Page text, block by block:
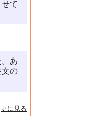
て
あ
文の
更に見る